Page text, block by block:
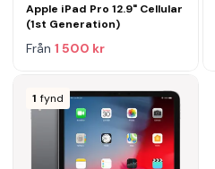
Apple iPad Pro 12.9" Cellular
(1st Generation)
Från 1 500 kr
1 fynd